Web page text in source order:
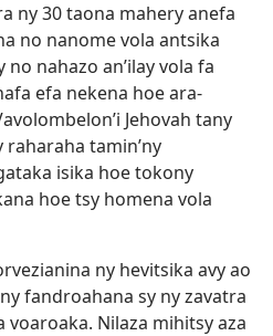
ny 30 taona mahery anefa
no nanome vola antsika
nahazo an’ilay vola fa
efa nekena hoe ara-
Jehovah tany
raharaha tamin’ny
isika hoe tokony
hoe tsy homena vola
ny hevitsika avy ao
fandroahana sy ny zavatra
voaroaka. Nilaza mihitsy aza